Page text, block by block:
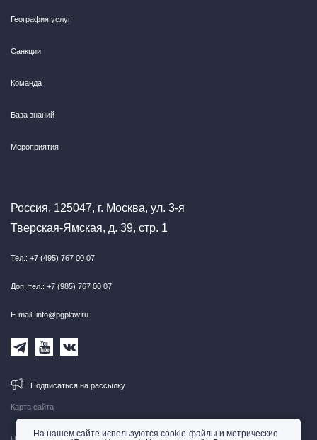
Карта сайта
География услуг
Санкции
Команда
База знаний
Мероприятия
Россия, 125047, г. Москва, ул. 3-я
Тверская-Ямская, д. 39, стр. 1
Тел.: +7 (495) 767 00 07
Доп. тел.: +7 (985) 767 00 07
E-mail: info@pgplaw.ru
Подписаться на рассылку
На нашем сайте используются cookie-файлы и метрические